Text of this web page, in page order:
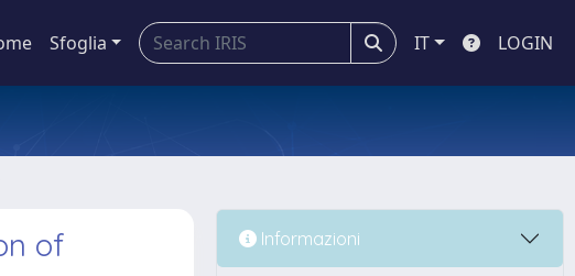
Sfoglia IT LOGIN
of
Informazioni